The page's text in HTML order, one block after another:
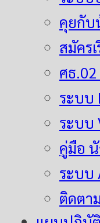
คุยกับ
สมัคร
ศธ
ระบบ
ระบบ
คู่มือ
ระบบ
ติดตา